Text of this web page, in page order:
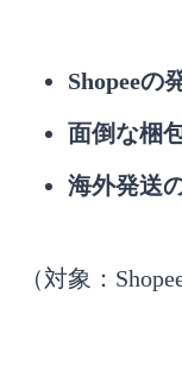
Shopeeの
面倒な梱
海外発送
（対象：